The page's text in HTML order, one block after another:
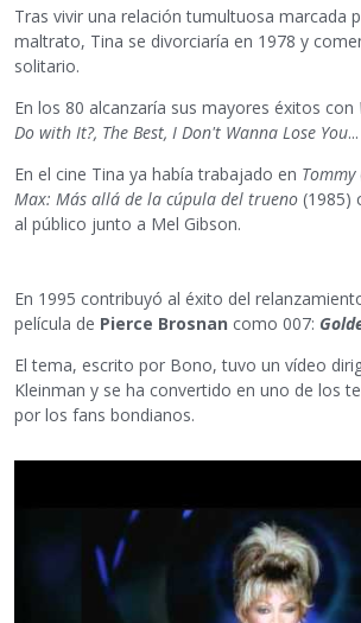
Tras vivir una relación tumultuosa marcada
maltrato, Tina se divorciaría en 1978 y
solitario.
En los 80 alcanzaría sus mayores éxitos con
Do with It?, The Best, I Don't Wanna Lose You...
En el cine Tina ya había trabajado en Tommy
Max: Más allá de la cúpula del trueno (1985)
al público junto a Mel Gibson.
En 1995 contribuyó al éxito del
película de Pierce Brosnan como 007:
El tema, escrito por Bono, tuvo un vídeo
Kleinman y se ha convertido en uno de los
por los fans bondianos.